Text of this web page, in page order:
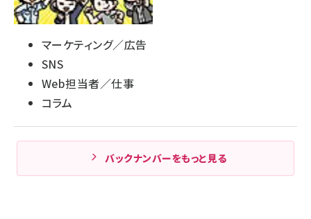
マーケティング／広告
SNS
Web担当者／仕事
コラム
バックナンバーをもっと見る